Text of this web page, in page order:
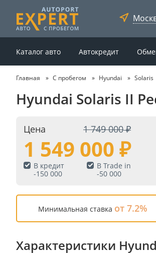
Каталог авто Автокредит
Главная С пробегом Hyundai Solaris
Hyundai Solaris II
Цена 1 749 000
1 549 000
В кредит
-150 000
В Trade in
-50 000
Минимальная ставка от 7.2%
Характеристики